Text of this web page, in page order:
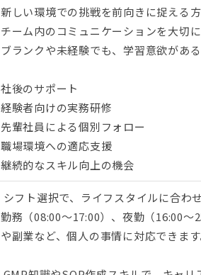
しい環境での挑戦を前向きに捉える方
ーム内のコミュニケーションを大切
ランクや未経験でも、学習意欲があ
後のサポート
験者向けの実務研修
輩社員による個別フォロー
場環境への適応支援
続的なスキル向上の機会
フト選択で、ライフスタイルに合わ
務（08:00～17:00）、夜勤（16:00
副業など、個人の事情に対応できます